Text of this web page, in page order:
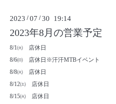
2023 /07 /30 19:14
2023年8月の営業予定
8/1㈫ 店休日
8/6㈰ 店休日※汗汗MTBイベント
8/8㈫ 店休日
8/12㈯ 店休日
8/15㈫ 店休日